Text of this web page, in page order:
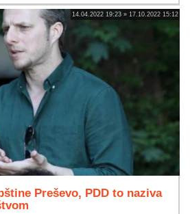
14.04.2022 19:23 » 17.10.2022 15:12
Preševo, PDD to naziva